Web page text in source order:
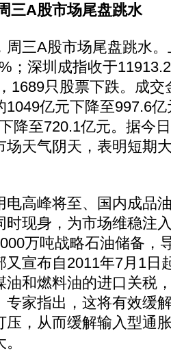
三A股市场尾盘跳水
三A股市场尾盘跳水。
；深圳成指收于
1689只股票下跌。成
1049亿元下降至997.6
降至720.1亿元。据今
场天气阴天，表明短期
高峰将至、国内成品
时现身，为市场维稳注
万吨战略石油储备，
又宣布自2011年7月1日
油和燃料油的进口关税
专家指出，这将有效缓
压，从而缓解输入型通